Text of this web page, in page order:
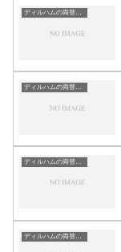
ディルハムの両替目安
ディルハムの両替目安
ディルハムの両替目安
ディルハムの両替目安